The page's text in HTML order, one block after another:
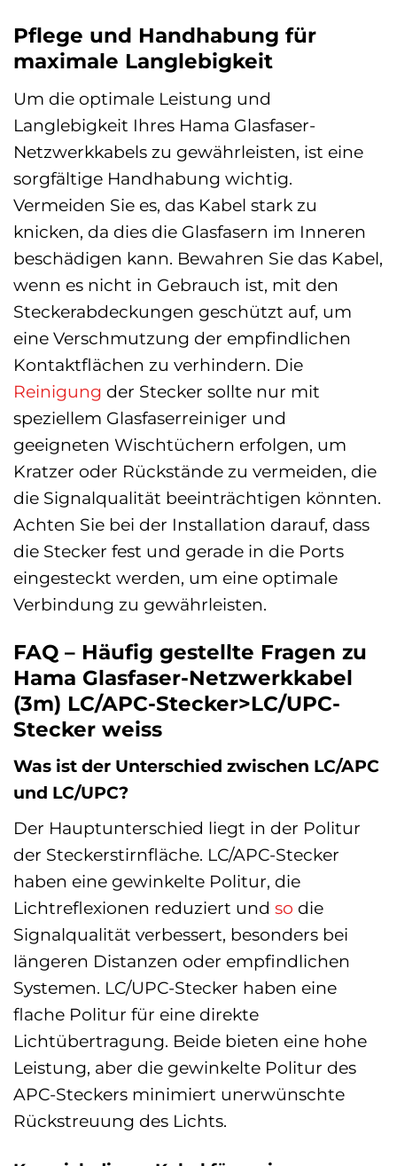
Pflege und Handhabung für
maximale Langlebigkeit
Um die optimale Leistung und
Langlebigkeit Ihres Hama Glasfaser-
Netzwerkkabels zu gewährleisten, ist eine
sorgfältige Handhabung wichtig.
Vermeiden Sie es, das Kabel stark zu
knicken, da dies die Glasfasern im Inneren
beschädigen kann. Bewahren Sie das Kabel,
wenn es nicht in Gebrauch ist, mit den
Steckerabdeckungen geschützt auf, um
eine Verschmutzung der empfindlichen
Kontaktflächen zu verhindern. Die
Reinigung der Stecker sollte nur mit
speziellem Glasfaserreiniger und
geeigneten Wischtüchern erfolgen, um
Kratzer oder Rückstände zu vermeiden, die
die Signalqualität beeinträchtigen könnten.
Achten Sie bei der Installation darauf, dass
die Stecker fest und gerade in die Ports
eingesteckt werden, um eine optimale
Verbindung zu gewährleisten.
FAQ – Häufig gestellte Fragen zu
Hama Glasfaser-Netzwerkkabel
(3m) LC/APC-Stecker>LC/UPC-
Stecker weiss
Was ist der Unterschied zwischen LC/APC
und LC/UPC?
Der Hauptunterschied liegt in der Politur
der Steckerstirnfläche. LC/APC-Stecker
haben eine gewinkelte Politur, die
Lichtreflexionen reduziert und so die
Signalqualität verbessert, besonders bei
längeren Distanzen oder empfindlichen
Systemen. LC/UPC-Stecker haben eine
flache Politur für eine direkte
Lichtübertragung. Beide bieten eine hohe
Leistung, aber die gewinkelte Politur des
APC-Steckers minimiert unerwünschte
Rückstreuung des Lichts.